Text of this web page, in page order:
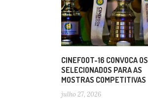
CINEFOOT-16 CONVOCA OS
SELECIONADOS PARA AS
MOSTRAS COMPETITIVAS
julho 27, 2026